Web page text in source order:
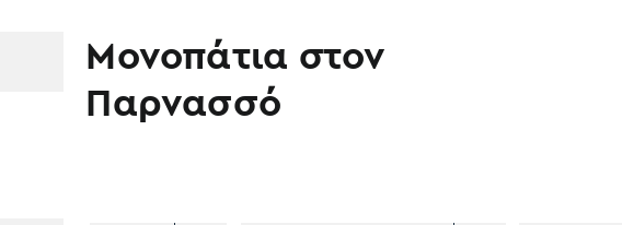
Μονοπάτια στον
Παρνασσό